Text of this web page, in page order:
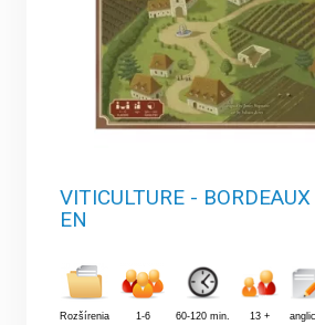
VITICULTURE -
EN
Rozšírenia 1-6 60-120 min. 13 +